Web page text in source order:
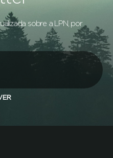
sobre a LPN, por